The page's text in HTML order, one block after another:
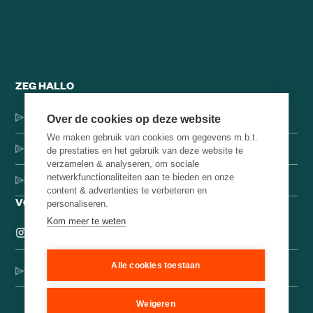
ZEG HALLO
Dorpsstraat 137, 1546 JH Jisp
+31 (0)75-4000071
hello@brainbakery.com
VOLG ONS
Schrijf je in voor onze creatieve nieuwsbrief
Over de cookies op deze website
We maken gebruik van cookies om gegevens m.b.t.
de prestaties en het gebruik van deze website te
verzamelen & analyseren, om sociale
netwerkfunctionaliteiten aan te bieden en onze
content & advertenties te verbeteren en
personaliseren.
Kom meer te weten
Alle cookies toestaan
Weigeren